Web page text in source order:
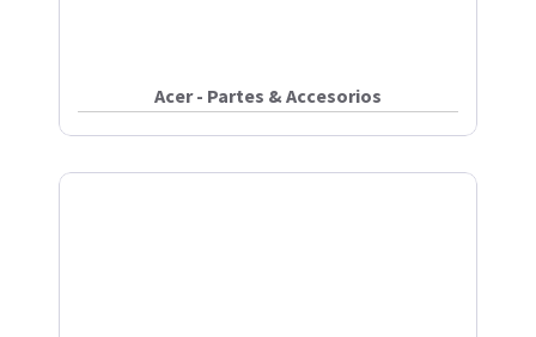
Acer - Partes & Accesorios